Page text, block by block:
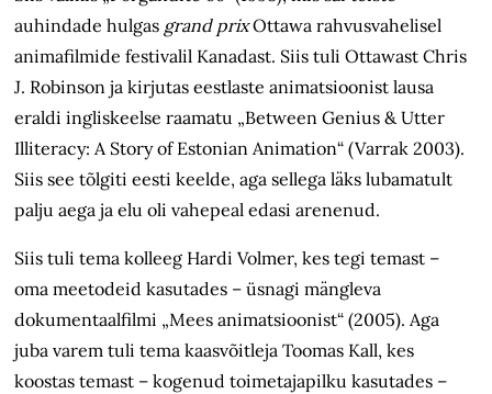
auhindade hulgas grand prixOttawa rahvusvahelisel
animafilmide festivalil Kanadast. Siis tuli Ottawast Chris
J. Robinson ja kirjutas eestlaste animatsioonist lausa
eraldi ingliskeelse raamatu „Between Genius & Utter
Illiteracy: A Story of Estonian Animation“ (Varrak 2003).
Siis see tõlgiti eesti keelde, aga sellega läks lubamatult
palju aega ja elu oli vahepeal edasi arenenud.
Siis tuli tema kolleeg Hardi Volmer, kes tegi temast –
oma meetodeid kasutades – üsnagi mängleva
dokumentaalfilmi „Mees animatsioonist“ (2005). Aga
juba varem tuli tema kaasvõitleja Toomas Kall, kes
koostas temast – kogenud toimetajapilku kasutades –